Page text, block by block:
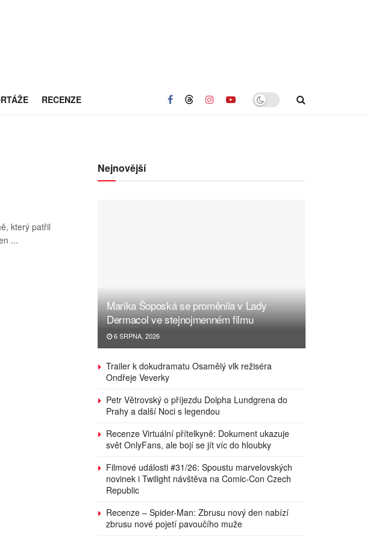
RECENZE
který patřil
...
Nejnovější
Marika Šoposká se proměnila v Lady
Dermacol ve stejnojmenném filmu
6 SRPNA, 2026
Trailer k dokudramatu Osamělý vlk režiséra
Ondřeje Veverky
Petr Větrovský o příjezdu Dolpha Lundgrena do
Prahy a další Noci s legendou
Recenze Virtuální přítelkyně: Dokument ukazuje
svět OnlyFans, ale bojí se jít víc do hloubky
Filmové události #31/26: Spoustu marvelovských
novinek i Twilight návštěva na Comic-Con Czech
Republic
Recenze – Spider-Man: Zbrusu nový den nabízí
zbrusu nové pojetí pavoučího muže